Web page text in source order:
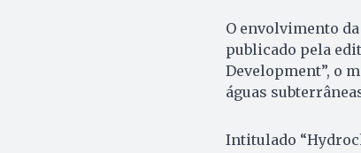
O envolvimento
publicado pela
Development”, o
águas
Intitulado